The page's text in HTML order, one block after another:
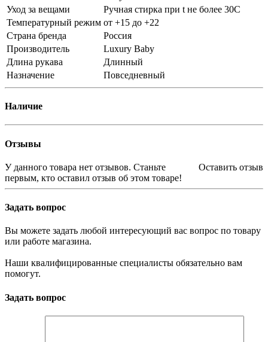
Уход за вещами
Ручная стирка при t не более 30С
Температурный режим от +15 до +22
Страна бренда
Россия
Производитель
Luxury Baby
Длина рукава
Длинный
Назначение
Повседневный
Наличие
Отзывы
Оставить отзыв
У данного товара нет отзывов. Станьте
первым, кто оставил отзыв об этом товаре!
Задать вопрос
Вы можете задать любой интересующий вас вопрос по товару
или работе магазина.
Наши квалифицированные специалисты обязательно вам
помогут.
Задать вопрос